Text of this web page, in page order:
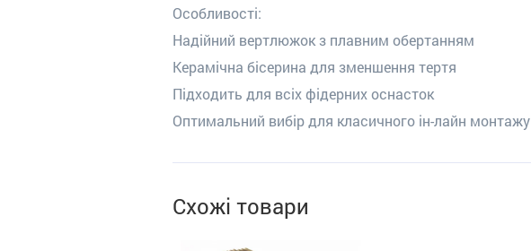
Особливості:
Надійний вертлюжок з плавним обертанням
Керамічна бісерина для зменшення тертя
Підходить для всіх фідерних оснасток
Оптимальний вибір для класичного ін-лайн монтажу
Схожі товари